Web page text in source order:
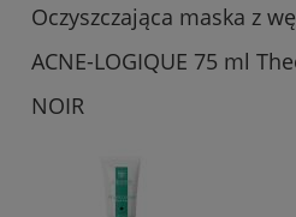
Oczyszczająca maska z
ACNE-LOGIQUE 75 ml
NOIR